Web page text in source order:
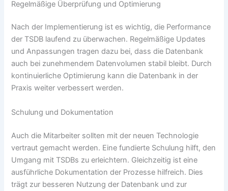
Regelmäßige Überprüfung und Optimierung
Nach der Implementierung ist es wichtig, die Performance
der TSDB laufend zu überwachen. Regelmäßige Updates
und Anpassungen tragen dazu bei, dass die Datenbank
auch bei zunehmendem Datenvolumen stabil bleibt. Durch
kontinuierliche Optimierung kann die Datenbank in der
Praxis weiter verbessert werden.
Schulung und Dokumentation
Auch die Mitarbeiter sollten mit der neuen Technologie
vertraut gemacht werden. Eine fundierte Schulung hilft, den
Umgang mit TSDBs zu erleichtern. Gleichzeitig ist eine
ausführliche Dokumentation der Prozesse hilfreich. Dies
trägt zur besseren Nutzung der Datenbank und zur